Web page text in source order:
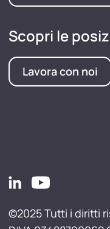
Scopri le
Lavora con noi
©2025 Tutti i diritti